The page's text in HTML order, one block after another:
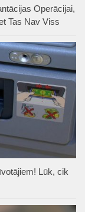
Operācijai,
Tas Nav Viss
Lūk, cik